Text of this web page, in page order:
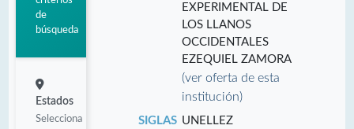
de
búsqueda
Estados
Selecciona
EXPERIMENTAL DE
LOS LLANOS
OCCIDENTALES
EZEQUIEL ZAMORA
(ver oferta de esta
institución)
SIGLAS UNELLEZ